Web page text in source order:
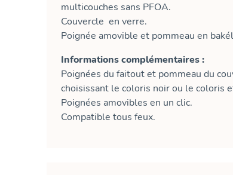
multicouches sans PFOA.
Couvercle en verre.
Poignée amovible et pommeau en
Informations complémentaires :
Poignées du faitout et pommeau du
choisissant le coloris noir ou le coloris
Poignées amovibles en un clic.
Compatible tous feux.